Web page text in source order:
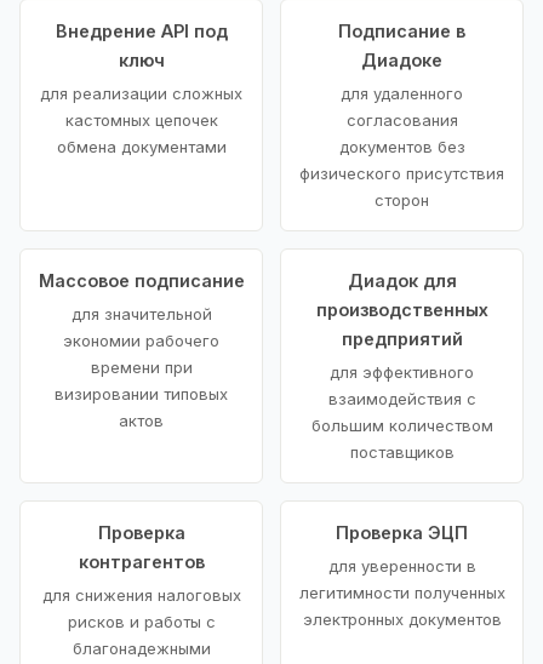
Внедрение API под
ключ
для реализации сложных
кастомных цепочек
обмена документами
Подписание в
Диадоке
для удаленного
согласования
документов без
физического присутствия
сторон
Массовое подписание
для значительной
экономии рабочего
времени при
визировании типовых
актов
Диадок для
производственных
предприятий
для эффективного
взаимодействия с
большим количеством
поставщиков
Проверка
контрагентов
для снижения налоговых
рисков и работы с
благонадежными
Проверка ЭЦП
для уверенности в
легитимности полученных
электронных документов